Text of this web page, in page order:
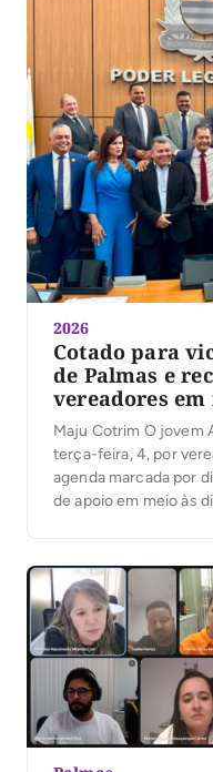
2026
Cotado para
de Palmas e
vereadores em
Maju Cotrim O jovem
terça-feira, 4, por
agenda marcada por
de apoio em meio às
conversou com Atos